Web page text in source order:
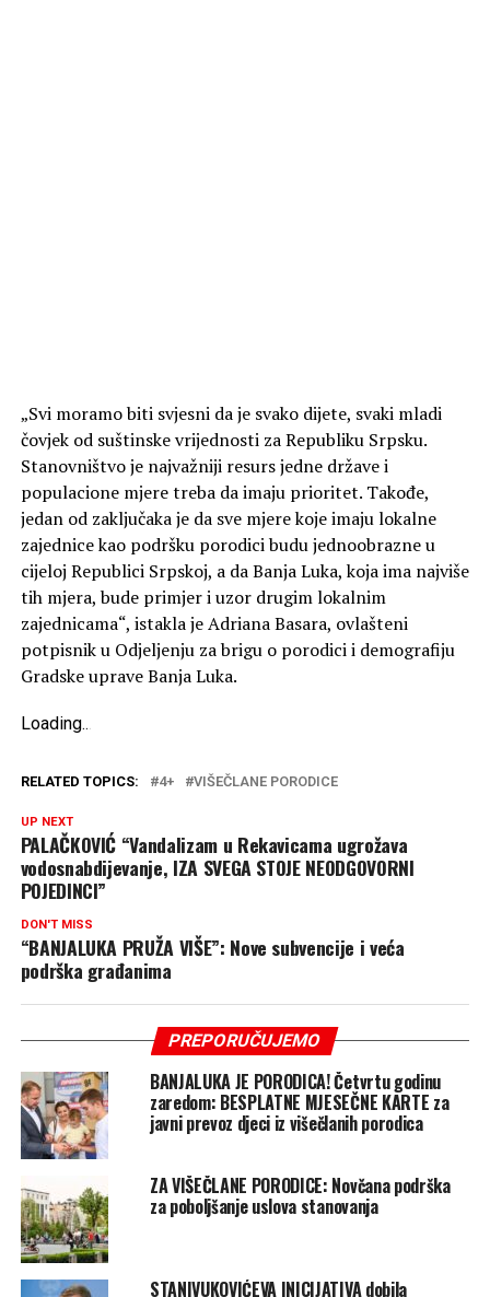
„Svi moramo biti svjesni da je svako dijete, svaki mladi
čovjek od suštinske vrijednosti za Republiku Srpsku.
Stanovništvo je najvažniji resurs jedne države i
populacione mjere treba da imaju prioritet. Takođe,
jedan od zaključaka je da sve mjere koje imaju lokalne
zajednice kao podršku porodici budu jednoobrazne u
cijeloj Republici Srpskoj, a da Banja Luka, koja ima najviše
tih mjera, bude primjer i uzor drugim lokalnim
zajednicama“, istakla je Adriana Basara, ovlašteni
potpisnik u Odjeljenju za brigu o porodici i demografiju
Gradske uprave Banja Luka.
Loading..
RELATED TOPICS: 4+ VIŠEČLANE PORODICE
UP NEXT
PALAČKOVIĆ “Vandalizam u Rekavicama ugrožava
vodosnabdijevanje, IZA SVEGA STOJE NEODGOVORNI
POJEDINCI”
DON'T MISS
“BANJALUKA PRUŽA VIŠE”: Nove subvencije i veća
podrška građanima
PREPORUČUJEMO
BANJALUKA JE PORODICA! Četvrtu godinu
zaredom: BESPLATNE MJESEČNE KARTE za
javni prevoz djeci iz višečlanih porodica
ZA VIŠEČLANE PORODICE: Novčana podrška
za poboljšanje uslova stanovanja
STANIVUKOVIĆEVA INICIJATIVA dobila